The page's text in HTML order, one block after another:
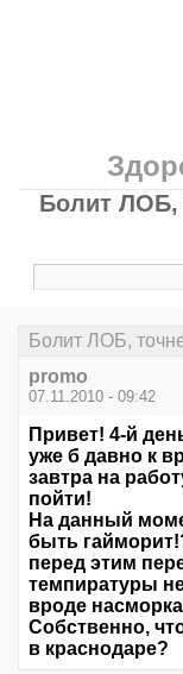
Болит ЛОБ,
Болит ЛОБ,
promo
07.11.2010 - 09:42
Привет! 4-й
уже б давно к
завтра на
пойти!
На данный
быть
перед этим
темпиратуры
вроде
Собственно,
в краснодаре?